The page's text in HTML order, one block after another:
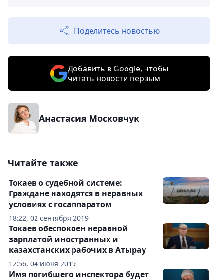
Поделитесь новостью
Добавить в Google, чтобы
читать новости первым
Анастасия Московчук
Читайте также
18:22, 02 сентября 2019
Токаев о судебной системе:
Граждане находятся в неравных
условиях с госаппаратом
12:56, 04 июня 2019
Токаев обеспокоен неравной
зарплатой иностранных и
казахстанских рабочих в Атырау
Имя погибшего инспектора будет